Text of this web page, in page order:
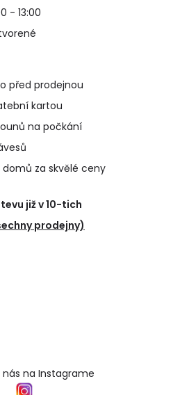
- 13:00
před prodejnou
kartou
na počkání
domů za skvělé ceny
již v 10-tich
prodejny)
na Instagrame